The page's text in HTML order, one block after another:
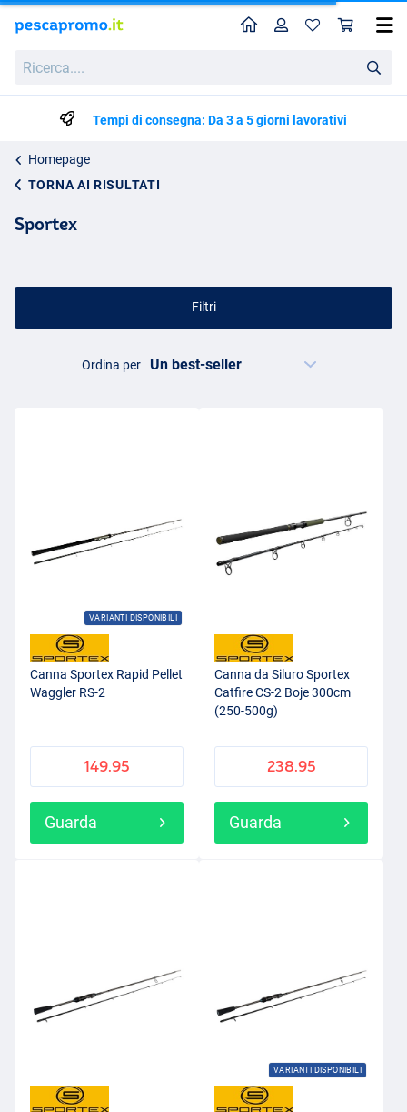
HomeProfilo
Tempi di consegna: Da 3 a 5 giorni lavorativi
Homepage
TORNA AI RISULTATI
Sportex
Filtri
Ordina per
VARIANTI DISPONIBILI
Canna Sportex Rapid Pellet
Waggler RS-2
149.95
Guarda
Canna da Siluro Sportex
Catfire CS-2 Boje 300cm
(250-500g)
238.95
Guarda
VARIANTI DISPONIBILI